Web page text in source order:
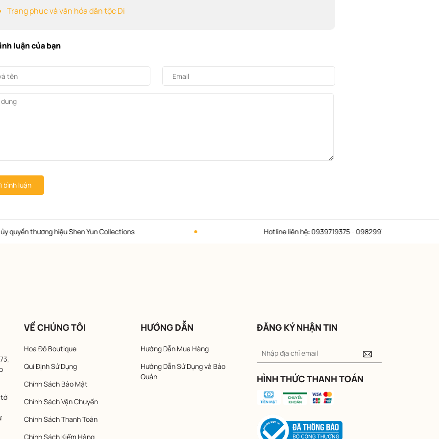
Trang phục và văn hóa dân tộc Di
luận của bạn
bình luận
Hotline liên hệ: 0939719375 - 0982997979
tờ
VỀ CHÚNG TÔI
Hoa Đô Boutique
Qui Định Sử Dụng
Chính Sách Bảo Mật
Chính Sách Vận Chuyển
Chính Sách Thanh Toán
Chính Sách Kiểm Hàng
HƯỚNG DẪN
Hướng Dẫn Mua Hàng
Hướng Dẫn Sử Dụng và Bảo
Quản
ĐĂNG KÝ NHẬN TIN
HÌNH THỨC THANH TOÁN